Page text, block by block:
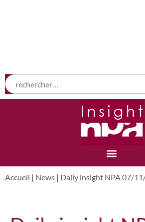
Accueil | News | Daily insight NPA 07/